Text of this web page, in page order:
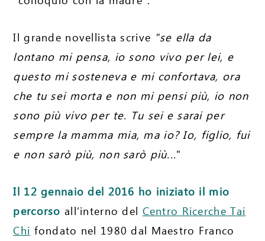
Il grande novellista scrive "se ella da
lontano mi pensa, io sono vivo per lei, e
questo mi sosteneva e mi confortava, ora
che tu sei morta e non mi pensi più, io non
sono più vivo per te. Tu sei e sarai per
sempre la mamma mia, ma io? Io, figlio, fui
e non sarò più, non sarò più..."
Il 12 gennaio del 2016 ho iniziato il mio
percorso all’interno del Centro Ricerche Tai
Chi fondato nel 1980 dal Maestro Franco